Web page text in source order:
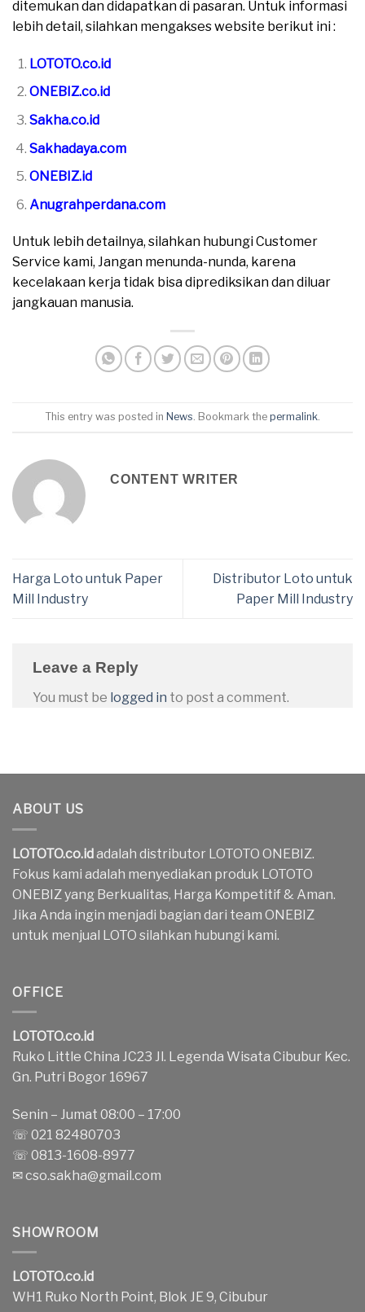
ditemukan dan didapatkan di pasaran. Untuk informasi
lebih detail, silahkan mengakses website berikut ini :
LOTOTO.co.id
ONEBIZ.co.id
Sakha.co.id
Sakhadaya.com
ONEBIZ.id
Anugrahperdana.com
Untuk lebih detailnya, silahkan hubungi Customer
Service kami, Jangan menunda-nunda, karena
kecelakaan kerja tidak bisa diprediksikan dan diluar
jangkauan manusia.
This entry was posted in News . Bookmark the permalink
CONTENT WRITER
Harga Loto untuk Paper
Mill Industry
Distributor Loto untuk
Paper Mill Industry
Leave a Reply
You must be logged in to post a comment.
ABOUT US
LOTOTO.co.idadalah distributor LOTOTO ONEBIZ.
Fokus kami adalah menyediakan produk LOTOTO
ONEBIZ yang Berkualitas, Harga Kompetitif & Aman.
Jika Anda ingin menjadi bagian dari team ONEBIZ
untuk menjual LOTO silahkan hubungi kami.
OFFICE
LOTOTO.co.id
Ruko Little China JC23 Jl. Legenda Wisata Cibubur Kec.
Gn. Putri Bogor 16967
Senin – Jumat 08:00 – 17:00
☏ 021 82480703
☏ 0813-1608-8977
✉cso.sakha@gmail.com
SHOWROOM
LOTOTO.co.id
WH1 Ruko North Point, Blok JE 9, Cibubur